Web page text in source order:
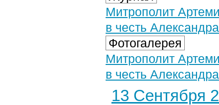
Митрополит
в честь
Фотогалерея
Митрополит
в честь
13 Сентября